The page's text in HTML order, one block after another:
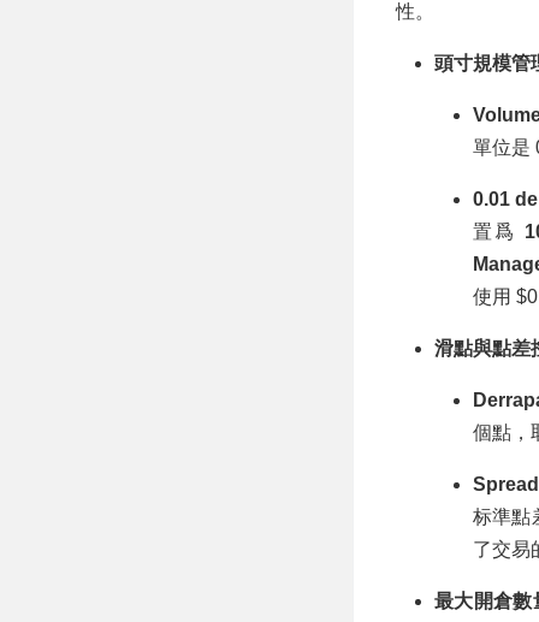
性。
頭寸規模管
單位是
0.01
置爲
使用
滑點與點差
個點，
标準點
了交易
最大開倉數